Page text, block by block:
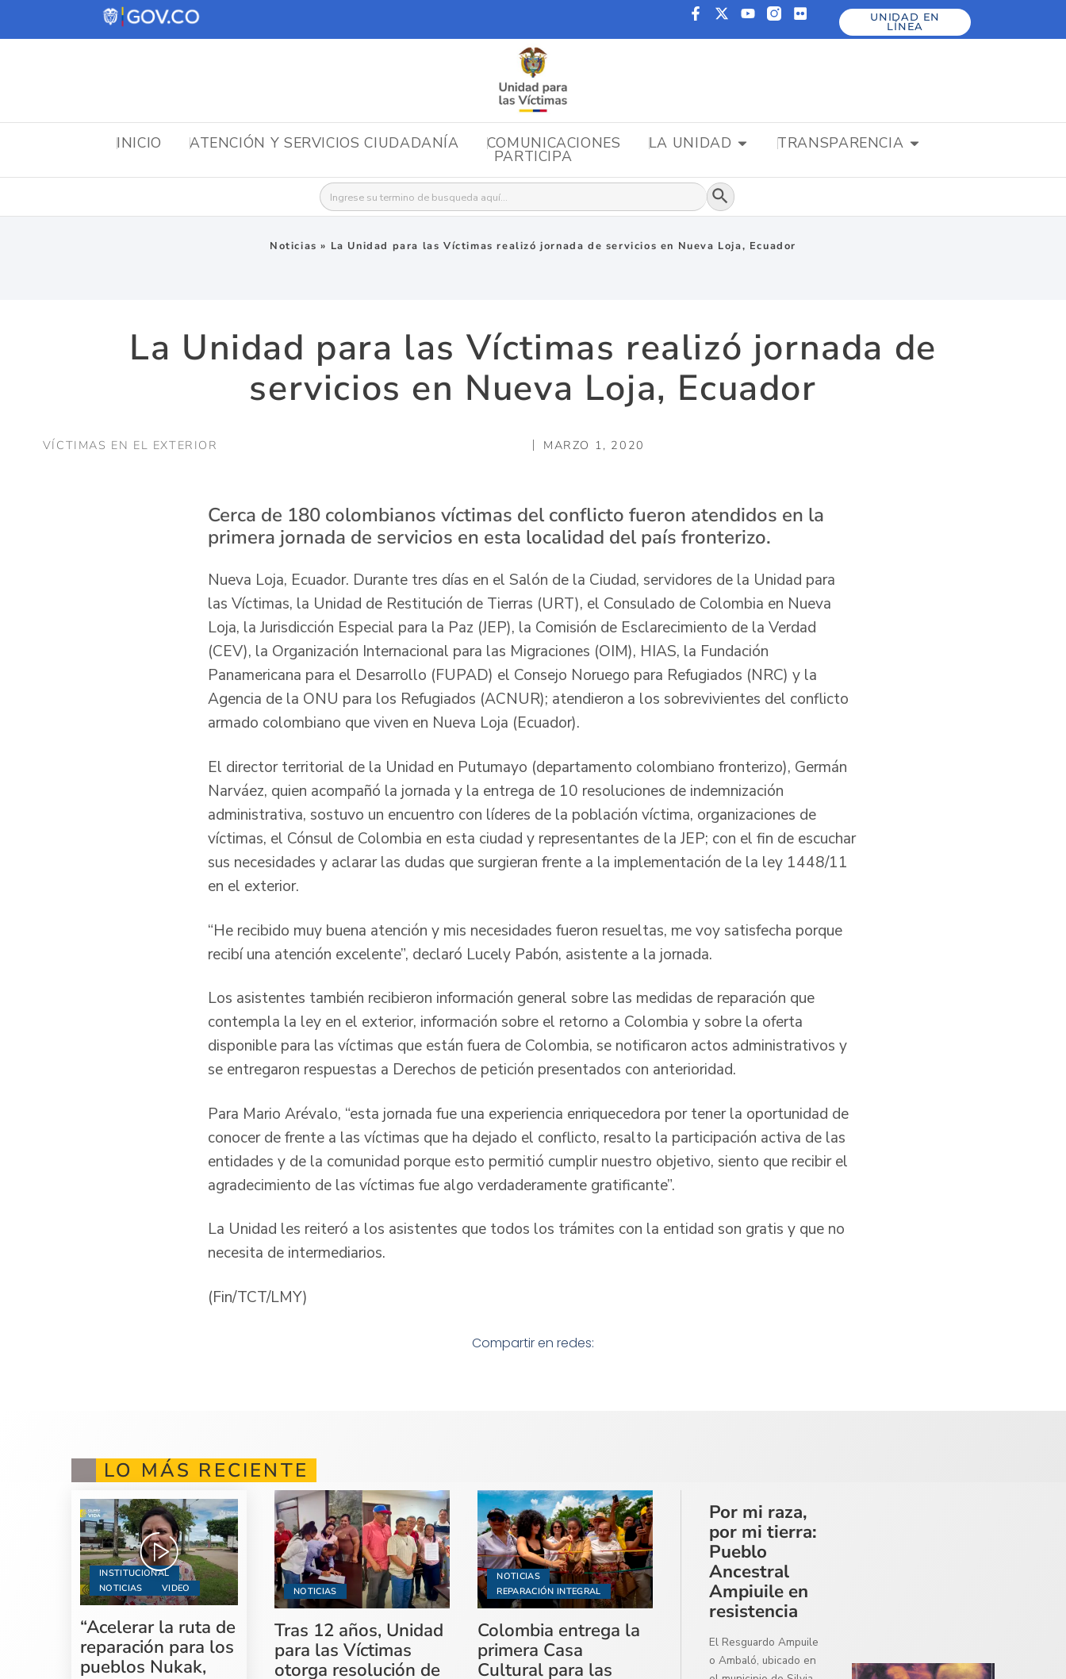
UNIDAD EN
LÍNEA
INICIO ATENCIÓN Y SERVICIOS CIUDADANÍA COMUNICACIONES LA UNIDAD TRANSPARENCIA
PARTICIPA
Buscar: Botón de búsqueda
Noticias » La Unidad para las Víctimas realizó jornada de servicios en Nueva Loja, Ecuador
La Unidad para las Víctimas realizó jornada de
servicios en Nueva Loja, Ecuador
VÍCTIMAS EN EL EXTERIOR MARZO 1, 2020
Cerca de 180 colombianos víctimas del conflicto fueron atendidos en la
primera jornada de servicios en esta localidad del país fronterizo.
Nueva Loja, Ecuador. Durante tres días en el Salón de la Ciudad, servidores de la Unidad para
las Víctimas, la Unidad de Restitución de Tierras (URT), el Consulado de Colombia en Nueva
Loja, la Jurisdicción Especial para la Paz (JEP), la Comisión de Esclarecimiento de la Verdad
(CEV), la Organización Internacional para las Migraciones (OIM), HIAS, la Fundación
Panamericana para el Desarrollo (FUPAD) el Consejo Noruego para Refugiados (NRC) y la
Agencia de la ONU para los Refugiados (ACNUR); atendieron a los sobrevivientes del conflicto
armado colombiano que viven en Nueva Loja (Ecuador).
El director territorial de la Unidad en Putumayo (departamento colombiano fronterizo), Germán
Narváez, quien acompañó la jornada y la entrega de 10 resoluciones de indemnización
administrativa, sostuvo un encuentro con líderes de la población víctima, organizaciones de
víctimas, el Cónsul de Colombia en esta ciudad y representantes de la JEP; con el fin de escuchar
sus necesidades y aclarar las dudas que surgieran frente a la implementación de la ley 1448/11
en el exterior.
“He recibido muy buena atención y mis necesidades fueron resueltas, me voy satisfecha porque
recibí una atención excelente”, declaró Lucely Pabón, asistente a la jornada.
Los asistentes también recibieron información general sobre las medidas de reparación que
contempla la ley en el exterior, información sobre el retorno a Colombia y sobre la oferta
disponible para las víctimas que están fuera de Colombia, se notificaron actos administrativos y
se entregaron respuestas a Derechos de petición presentados con anterioridad.
Para Mario Arévalo, “esta jornada fue una experiencia enriquecedora por tener la oportunidad de
conocer de frente a las víctimas que ha dejado el conflicto, resalto la participación activa de las
entidades y de la comunidad porque esto permitió cumplir nuestro objetivo, siento que recibir el
agradecimiento de las víctimas fue algo verdaderamente gratificante”.
La Unidad les reiteró a los asistentes que todos los trámites con la entidad son gratis y que no
necesita de intermediarios.
(Fin/TCT/LMY)
Compartir en redes:
LO MÁS RECIENTE
INSTITUCIONAL
NOTICIAS
VIDEO
“Acelerar la ruta de
reparación para los
pueblos Nukak,
NOTICIAS
Tras 12 años, Unidad
para las Víctimas
otorga resolución de
NOTICIAS
REPARACIÓN INTEGRAL
Colombia entrega la
primera Casa
Cultural para las
Por mi raza,
por mi tierra:
Pueblo
Ancestral
Ampiuile en
resistencia
El Resguardo Ampuile
o Ambaló, ubicado en